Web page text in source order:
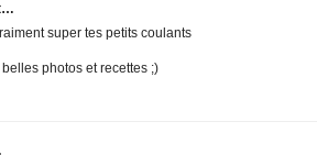
super tes petits coulants
photos et recettes ;)